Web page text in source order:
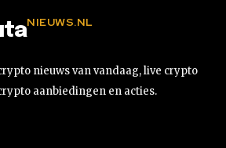
NIEUWS.NL
nieuws van vandaag, live crypto
aanbiedingen en acties.